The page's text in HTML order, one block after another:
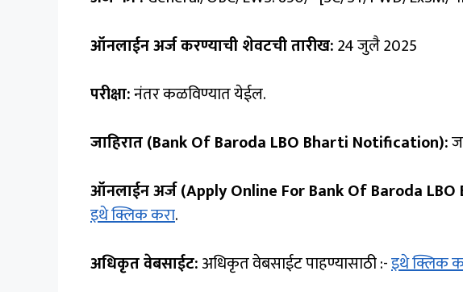
ऑनलाईन अर्ज करण्याची शेवटची तारीख:24 जुलै 2025
परीक्षा:नंतर कळविण्यात येईल.
जाहिरात (Bank Of Baroda LBO Bharti Notification):
ऑनलाईन अर्ज (Apply Online For Bank Of Baroda
इथे क्लिक करा.
अधिकृत वेबसाईट:अधिकृत वेबसाईट पाहण्यासाठी :-इथे क्लिक